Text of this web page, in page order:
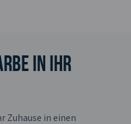
in Ihr
Zuhause in einen